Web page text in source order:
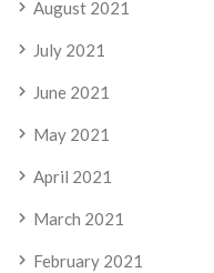
August 2021
July 2021
June 2021
May 2021
April 2021
March 2021
February 2021